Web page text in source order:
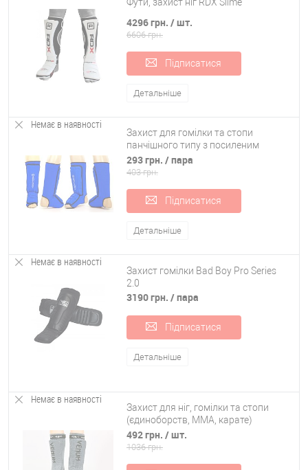
Фути, захист ніг RDX Slime
4296 грн. / шт.
6606 грн.
Підписатися
Детальніше
Немає в наявності
Захист для гомілки та стопи
панчішного типу з посиленим
протектором Zel (ZB-4217)
293 грн. / пара
403 грн.
Підписатися
Детальніше
Немає в наявності
Захист гомілки Bad Boy Pro Series
2.0
3190 грн. / пара
Підписатися
Детальніше
Немає в наявності
Захист для ніг, гомілки та стопи
(єдиноборств, ММА, карате)
панчішного типу Venum (MA-6740)
492 грн. / шт.
1036 грн.